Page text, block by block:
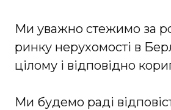
Ми уважно стежимо за
ринку нерухомості в
цілому і відповідно
Ми будемо раді